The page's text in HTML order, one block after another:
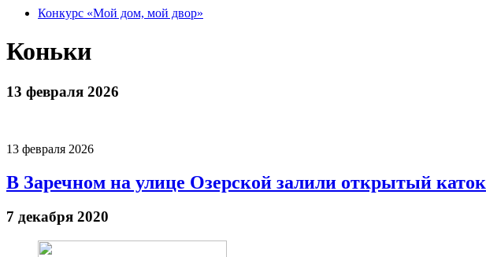
Конкурс «Мой дом, мой двор»
Коньки
13 февраля 2026
13 февраля 2026
В Заречном на улице Озерской залили открытый каток
7 декабря 2020